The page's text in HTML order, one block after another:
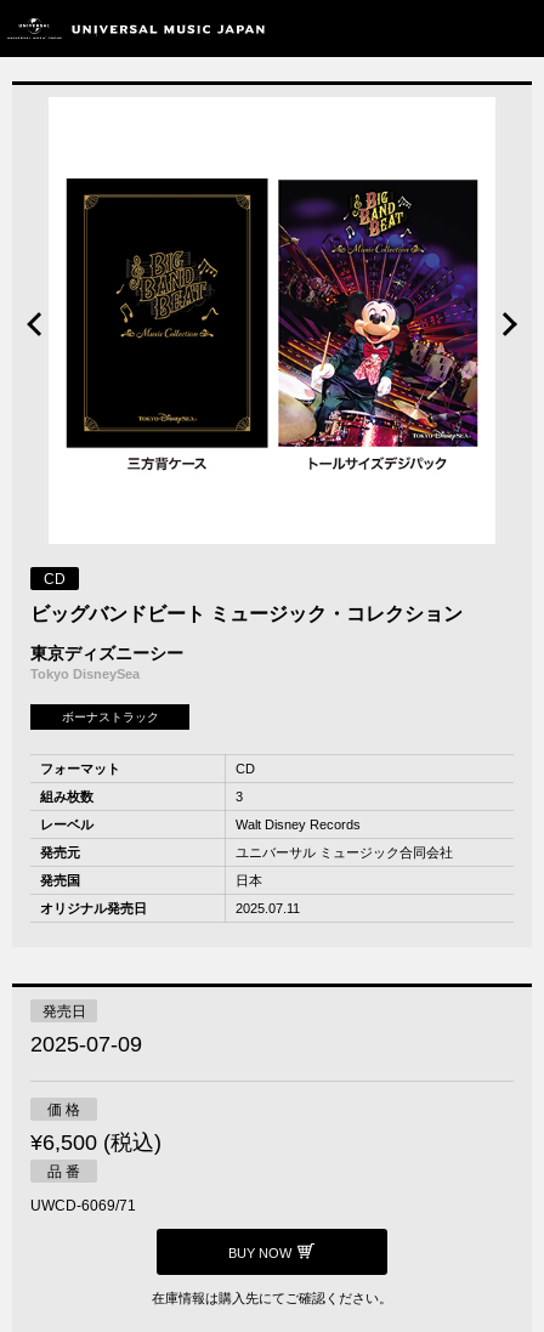
CD
ビッグバンドビート ミュージック・コレクション
東京ディズニーシー
Tokyo DisneySea
ボーナストラック
フォーマット
CD
組み枚数
3
レーベル
Walt Disney Records
発売元
ユニバーサル ミュージック合同会社
発売国
日本
オリジナル発売日
2025.07.11
発売日
2025-07-09
価 格
¥6,500 (税込)
品 番
UWCD-6069/71
BUY NOW
在庫情報は購入先にてご確認ください。